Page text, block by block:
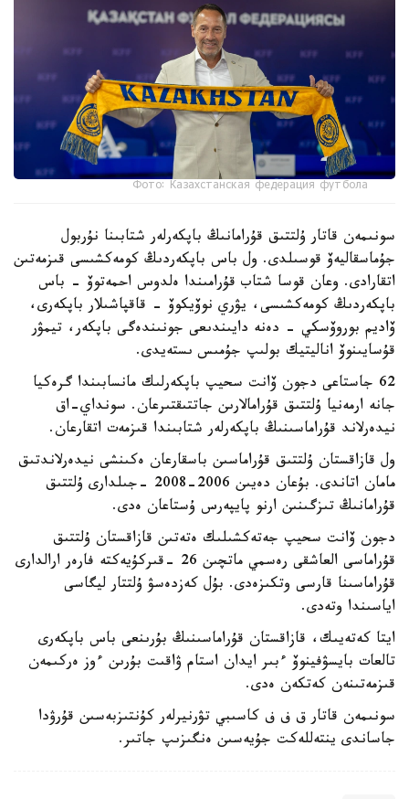
Фото: Казахстанская федерация футбола
سونىمەن قاتار ۇلتتىق قۇرامانىڭ باپكەرلەر شتابىنا نۇربول
جۇماسقاليەۆ قوسىلدى. ول باس باپكەردىڭ كومەكشىسى قىزمەتىن
اتقارادى. وعان قوسا شتاب قۇرامىندا ەلدوس احمەتوۆ - باس
باپكەردىڭ كومەكشىسى، يۋري نوۆيكوۆ - قاقپاشىلار باپكەرى،
ۆاديم بوروۆسكي - دەنە دايىندىعى جونىندەگى باپكەر، تيمۋر
قۇسايىنوۆ اناليتيك بولىپ جۇمىس ىستەيدى.
62 جاستاعى دجون ۆانت سحيپ باپكەرلىك مانسابىندا گرەكيا
جانە ارمەنيا ۇلتتىق قۇرامالارىن جاتتىقتىرعان. سونداي-اق
نيدەرلاند قۇراماسىنىڭ باپكەرلەر شتابىندا قىزمەت اتقارعان.
ول قازاقستان ۇلتتىق قۇراماسىن باسقارعان ەكىنشى نيدەرلاندتىق
مامان اتاندى. بۇعان دەيىن 2006-2008 -جىلدارى ۇلتتىق
قۇرامانىڭ تىزگىنىن ارنو پايپەرس ۇستاعان ەدى.
دجون ۆانت سحيپ جەتەكشىلىك ەتەتىن قازاقستان ۇلتتىق
قۇراماسى العاشقى رەسمي ماتچىن 26 -قىركۇيەكتە فارەر ارالدارى
قۇراماسىنا قارسى وتكىزەدى. بۇل كەزدەسۋ ۇلتتار ليگاسى
اياسىندا وتەدى.
ايتا كەتەيىك، قازاقستان قۇراماسىنىڭ بۇرىنعى باس باپكەرى
تالعات بايسۋفينوۆ ءبىر ايدان استام ۋاقىت بۇرىن ءوز ەركىمەن
قىزمەتىنەن كەتكەن ەدى.
سونىمەن قاتار ق ف ف كاسىبي تۋرنيرلەر كۇنتىزبەسىن قۇرۋدا
جاساندى ينتەللەكت جۇيەسىن ەنگىزىپ جاتىر.